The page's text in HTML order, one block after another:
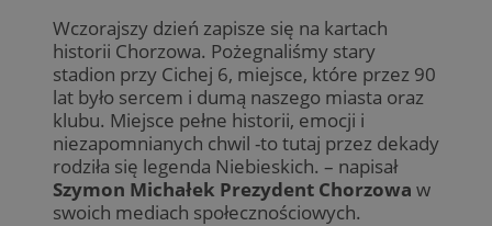
Wczorajszy dzień zapisze się na kartach
historii Chorzowa. Pożegnaliśmy stary
stadion przy Cichej 6, miejsce, które przez 90
lat było sercem i dumą naszego miasta oraz
klubu. Miejsce pełne historii, emocji i
niezapomnianych chwil -to tutaj przez dekady
rodziła się legenda Niebieskich. – napisał
Szymon Michałek Prezydent Chorzowa w
swoich mediach społecznościowych.